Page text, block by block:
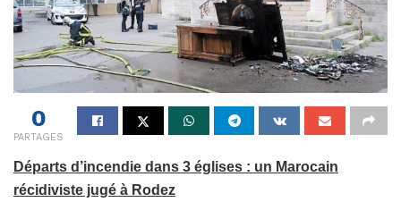
0
PARTAGES
Départs d’incendie dans 3 églises : un Marocain
récidiviste jugé à Rodez